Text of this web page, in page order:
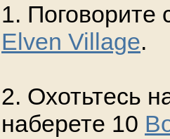
1. Поговорите
Elven Village.
2. Охотьтесь
наберете 10